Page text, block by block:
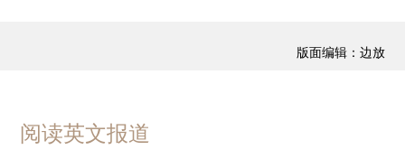
版面编辑：边放
阅读英文报道